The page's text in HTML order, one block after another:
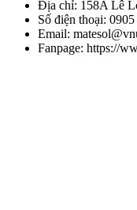
Địa chỉ: 158A Lê
Số điện thoại:
Email:
Fanpage: https://